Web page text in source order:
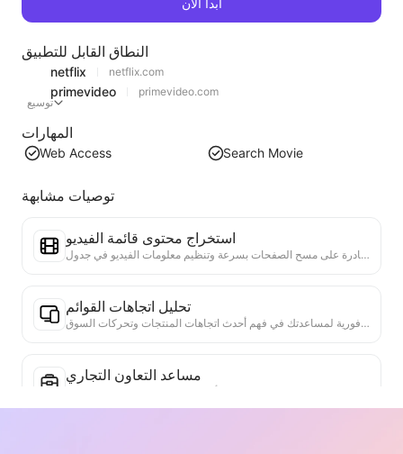
النطاق القابل للتطبيق
netflix netflix.com
primevideo
primevideo.com
توسيع
المهارات
Web Access Search Movie
توصيات مشابهة
استخراج محتوى قائمة الفيديو
أداة فعالة لاستخراج محتوى الفيديو من صفحات الويب، قادرة على مسح الصفحات بسرعة وتنظيم معلومات الفيديو في جدول Markdown منظم.
تحليل اتجاهات القوائم
تحليل بيانات القوائم الحالية، وإنتاج تقرير الاتجاهات. التعرف على الفئات الشائعة، وأنواع المنتجات التي ترتفع بسرعة، والتقنيات الناشئة. تقديم رؤى سوقية فورية لمساعدتك في فهم أحدث اتجاهات المنتجات وتحركات السوق.
مساعد التعاون التجاري